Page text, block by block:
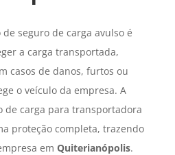
seguro de carga avulso é
a carga transportada,
casos de danos, furtos ou
o veículo da empresa. A
de carga para transportadora
proteção completa, trazendo
em Quiterianópolis.